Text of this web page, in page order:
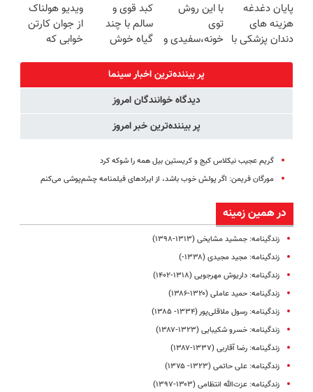
سبک و مقاوم |
پرداخت قسطی
با40%تخفیف
بخری!
پایان دغدغه
هزینه های
دندان پزشکی با
با این روش
توی
خونه،سفیدی و
برگردون
(40%off)
کبد قوی و
سالم با چند
گیاه خوش
ویدیو هولناک
از جوان کارتن
خوابی که
پر بیننده‌ترین اخبار سینما
دیدگاه خوانندگان امروز
پر بیننده‌ترین خبر امروز
گریم عجیب نیکلاس کیج و کریستین بیل همه را شوکه کرد
مورگان فریمن: اگر پولش خوب باشد، از ایرادهای فیلمنامه چشم‌پوشی می‌کنم
در همین زمینه
زندگینامه: جمشید مشایخی (۱۳۱۳-۱۳۹۸)
زندگینامه: مجید مجیدی (۱۳۳۸-)
زندگینامه: داریوش مهرجویی (۱۳۱۸-۱۴۰۲)
زندگینامه: حمید عاملی (۱۳۲۰-۱۳۸۶)
زندگینامه: رسول ملا‌قلی‌پور (۱۳۳۴- ۱۳۸۵)
زندگینامه: خسرو شکیبایی (۱۳۲۳-۱۳۸۷)
زندگینامه: رضا آقاربی (۱۳۳۷-۱۳۸۷)
زندگینامه: علی حاتمی (۱۳۲۳- ۱۳۷۵)
زندگینامه: عزت‌الله انتظامی (۱۳۰۳-۱۳۹۷)